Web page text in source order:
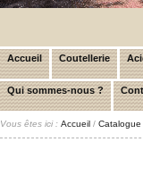
Accueil Coutellerie
Qui sommes-nous ?
Vous êtes ici : Accueil / Catalogue